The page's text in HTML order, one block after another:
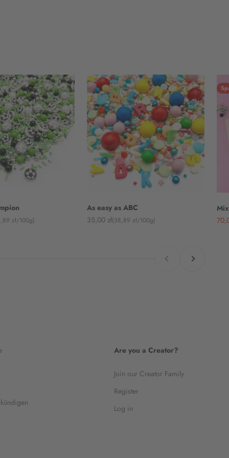
zł/100g)
As easy as ABC
Angebot
35,00 zł(38,89 zł/100g)
Are you a Creator?
Join our Creator Family
Register
Log in